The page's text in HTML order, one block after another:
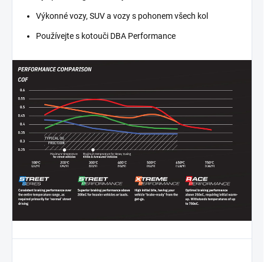
Výkonné vozy, SUV a vozy s pohonem všech kol
Používejte s kotouči DBA Performance